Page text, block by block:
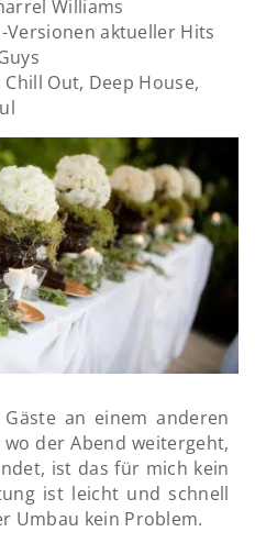
Williams
Versionen aktueller Hits
Out, Deep House,
an einem anderen
der Abend weitergeht,
ist das für mich kein
ist leicht und schnell
Umbau kein Problem.